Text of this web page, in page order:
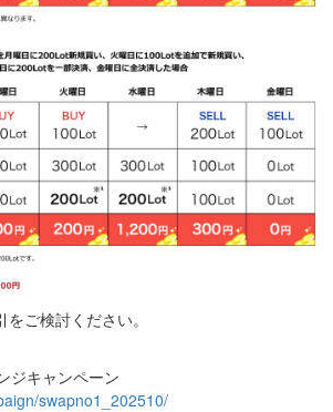
ご検討ください。
ジキャンペーン
swapno1_202510/